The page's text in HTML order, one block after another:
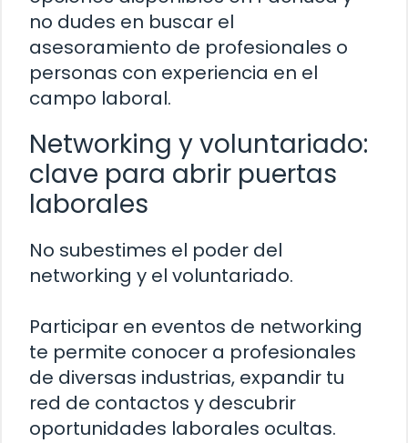
no dudes en buscar el
asesoramiento de profesionales o
personas con experiencia en el
campo laboral.
Networking y voluntariado:
clave para abrir puertas
laborales
No subestimes el poder del
networking y el voluntariado.
Participar en eventos de networking
te permite conocer a profesionales
de diversas industrias, expandir tu
red de contactos y descubrir
oportunidades laborales ocultas.